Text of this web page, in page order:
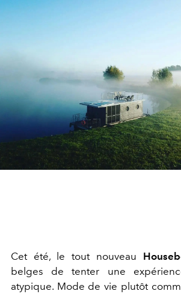
Cet été, le tout nouveau
belges de tenter une
atypique. Mode de vie plutôt